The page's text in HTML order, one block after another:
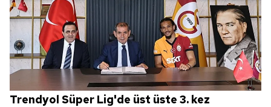
Trendyol Süper Lig'de üst üste 3. kez